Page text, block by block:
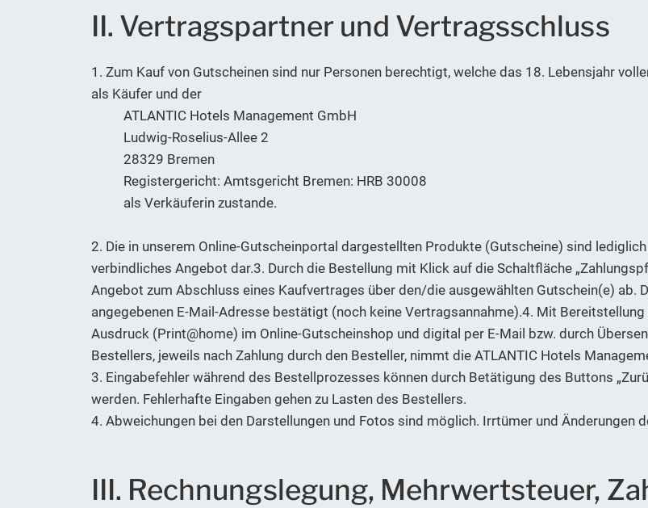
II. Vertragspartner und Vertragsschluss
1. Zum Kauf von Gutscheinen sind nur Personen berechtigt, welche das 18. Lebensjahr
als Käufer und der
ATLANTIC Hotels Management GmbH
Ludwig-Roselius-Allee 2
28329 Bremen
Registergericht: Amtsgericht Bremen: HRB 30008
als Verkäuferin zustande.
2. Die in unserem Online-Gutscheinportal dargestellten Produkte (Gutscheine) sind
verbindliches Angebot dar.3. Durch die Bestellung mit Klick auf die Schaltfläche
Angebot zum Abschluss eines Kaufvertrages über den/die ausgewählten Gutschein(e) ab.
angegebenen E-Mail-Adresse bestätigt (noch keine Vertragsannahme).4. Mit
Ausdruck (Print@home) im Online-Gutscheinshop und digital per E-Mail bzw. durch
Bestellers, jeweils nach Zahlung durch den Besteller, nimmt die ATLANTIC Hotels
3. Eingabefehler während des Bestellprozesses können durch Betätigung des Buttons
werden. Fehlerhafte Eingaben gehen zu Lasten des Bestellers.
4. Abweichungen bei den Darstellungen und Fotos sind möglich. Irrtümer und Änderungen
III. Rechnungslegung, Mehrwertsteuer,